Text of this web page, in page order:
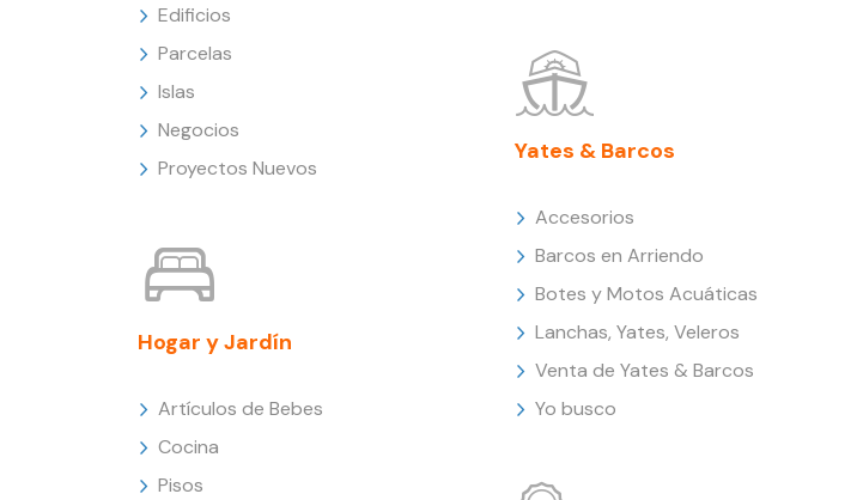
Edificios
Parcelas
Islas
Negocios
Proyectos Nuevos
Hogar y Jardín
Artículos de Bebes
Cocina
Pisos
Yates & Barcos
Accesorios
Barcos en Arriendo
Botes y Motos Acuáticas
Lanchas, Yates, Veleros
Venta de Yates & Barcos
Yo busco